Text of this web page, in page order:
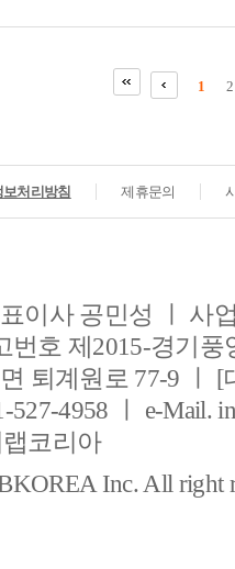
1 2
처리방침 제휴문의
이사 공민성 ㅣ 사
번호 제2015-경기풍
퇴계원로 77-9 ㅣ [
527-4958 ㅣ e-Mail.
코리아
Inc. All right